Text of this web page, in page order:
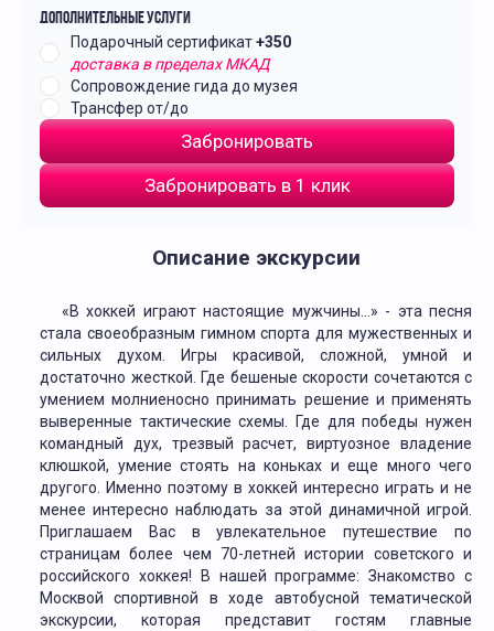
Дополнительные услуги
Подарочный сертификат+350
доставка в пределах МКАД
Сопровождение гида до музея
Трансфер от/до
Забронировать
Забронировать в 1 клик
Описание экскурсии
«В хоккей играют настоящие мужчины…» - эта песня
стала своеобразным гимном спорта для мужественных и
сильных духом. Игры красивой, сложной, умной и
достаточно жесткой. Где бешеные скорости сочетаются с
умением молниеносно принимать решение и применять
выверенные тактические схемы. Где для победы нужен
командный дух, трезвый расчет, виртуозное владение
клюшкой, умение стоять на коньках и еще много чего
другого. Именно поэтому в хоккей интересно играть и не
менее интересно наблюдать за этой динамичной игрой.
Приглашаем Вас в увлекательное путешествие по
страницам более чем 70-летней истории советского и
российского хоккея! В нашей программе: Знакомство с
Москвой спортивной в ходе автобусной тематической
экскурсии, которая представит гостям главные